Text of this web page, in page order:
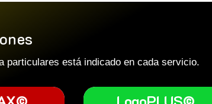
particulares está indicado en cada servicio.